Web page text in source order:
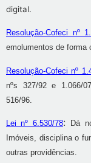
digital.
Resolução-Cofeci nº
emolumentos de forma
Resolução-Cofeci nº
nºs 327/92 e 1.066/
516/96.
Lei nº 6.530/78:
Dá
Imóveis, disciplina o
outras providências.